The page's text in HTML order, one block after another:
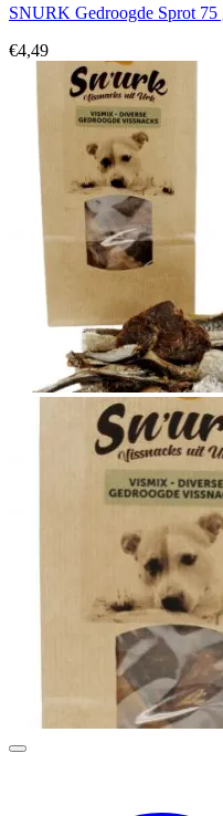
SNURK Gedroogde Sprot 75
€4,49